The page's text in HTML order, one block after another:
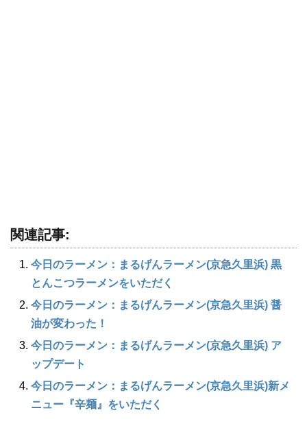
関連記事:
今日のラーメン：まるげんラーメン(京急久里浜) 黒
とんこつラーメンをいただく
今日のラーメン：まるげんラーメン(京急久里浜) 醤
油が変わった！
今日のラーメン：まるげんラーメン(京急久里浜) ア
ップデート
今日のラーメン：まるげんラーメン(京急久里浜)新メ
ニュー『辛麺』をいただく